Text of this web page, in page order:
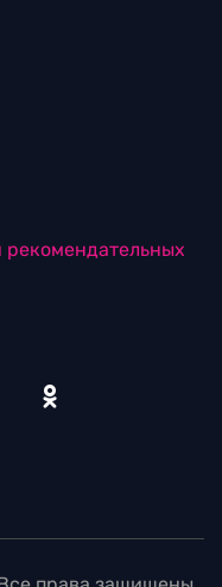
рекомендательных